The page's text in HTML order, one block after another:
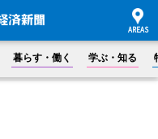
暮らす・働く 学ぶ・知る